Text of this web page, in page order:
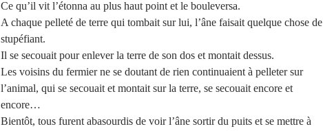
Ce qu’il vit l’étonna au plus haut point et le bouleversa.
A chaque pelleté de terre qui tombait sur lui, l’âne faisait quelque chose de
stupéfiant.
Il se secouait pour enlever la terre de son dos et montait dessus.
Les voisins du fermier ne se doutant de rien continuaient à pelleter sur
l’animal, qui se secouait et montait sur la terre, se secouait encore et
encore…
Bientôt, tous furent abasourdis de voir l’âne sortir du puits et se mettre à